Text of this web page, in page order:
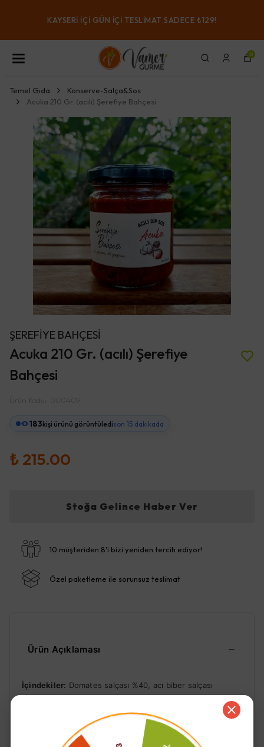
KAYSERI IÇI GÜN IÇI TESLIMAT SADECE ₺129!
0
Temel Gıda
Konserve-Salça&Sos
Acuka 210 Gr. (acılı) Şerefiye Bahçesi
ŞEREFİYE BAHÇESİ
Acuka 210 Gr. (acılı) Şerefiye
Bahçesi
Ürün Kodu : 000409
183kişi ürünü görüntüledison 15 dakikada
₺ 215.00
Stoğa Gelince Haber Ver
10 müşteriden 8'i bizi yeniden tercih ediyor!
Özel paketleme ile sorunsuz teslimat
Ürün Açıklaması
İçindekiler: Domates salçası %40, acı biber salçası
%40,ceviz, sarımsak, sızma zeytinyağı, çeşitli baharat.
Kullanım alanı;